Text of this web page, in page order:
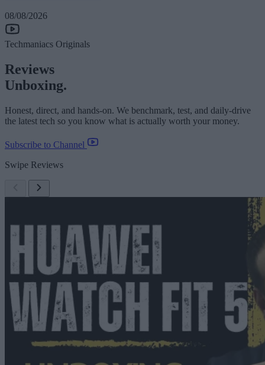
08/08/2026
Techmaniacs Originals
Reviews
Unboxing.
Honest, direct, and hands-on. We benchmark, test, and daily-drive
the latest tech so you know what is actually worth your money.
Subscribe to Channel
Swipe Reviews